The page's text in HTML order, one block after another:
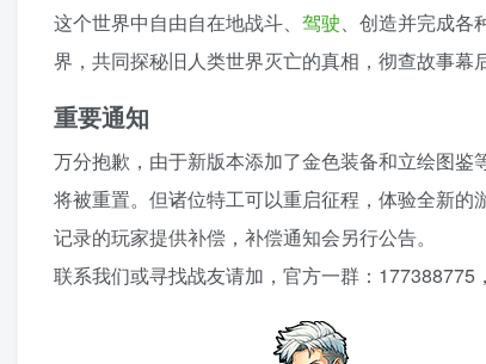
这个世界中自由自在地战斗、 驾驶、创造并完成各
界，共同探秘旧人类世界灭亡的真相，彻查故事幕
重要通知
万分抱歉，由于新版本添加了金色装备和立绘图鉴
将被重置。但诸位特工可以重启征程，体验全新
记录的玩家提供补偿，补偿通知会另行公告。
联系我们或寻找战友请加，官方一群：